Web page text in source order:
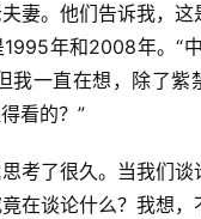
妻。他们告诉我，这
年和2008年。“
我一直在想，除了紫
看的？”
考了很久。当我们
在谈论什么？我想